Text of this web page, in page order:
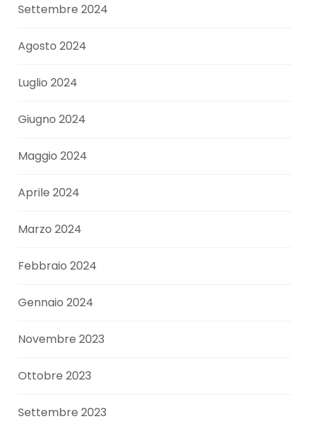
Settembre 2024
Agosto 2024
Luglio 2024
Giugno 2024
Maggio 2024
Aprile 2024
Marzo 2024
Febbraio 2024
Gennaio 2024
Novembre 2023
Ottobre 2023
Settembre 2023